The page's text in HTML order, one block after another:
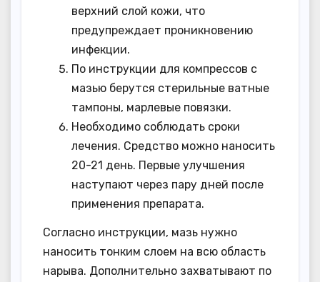
верхний слой кожи, что
предупреждает проникновению
инфекции.
По инструкции для компрессов с
мазью берутся стерильные ватные
тампоны, марлевые повязки.
Необходимо соблюдать сроки
лечения. Средство можно наносить
20-21 день. Первые улучшения
наступают через пару дней после
применения препарата.
Согласно инструкции, мазь нужно
наносить тонким слоем на всю область
нарыва. Дополнительно захватывают по